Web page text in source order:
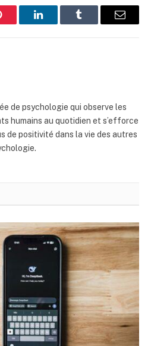
LinkedInTumblr
E-
de psychologie qui observe les
humains au quotidien et s’efforce
de positivité dans la vie des autres